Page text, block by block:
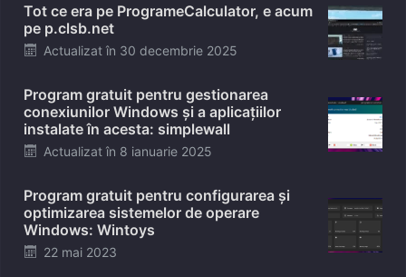
Tot ce era pe ProgrameCalculator, e acum
pe p.clsb.net
Posted
Actualizat în 30 decembrie 2025
Program gratuit pentru gestionarea
conexiunilor Windows și a aplicațiilor
instalate în acesta: simplewall
Posted
Actualizat în 8 ianuarie 2025
Program gratuit pentru configurarea și
optimizarea sistemelor de operare
Windows: Wintoys
Posted
22 mai 2023